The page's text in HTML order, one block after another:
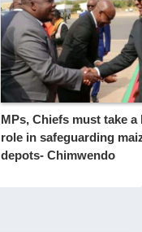
MPs, Chiefs must take a
role in safeguarding
depots- Chimwendo